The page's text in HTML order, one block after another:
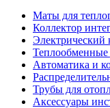
Маты для
Коллектор
Электрический
Теплообменные
Автоматика и
Трубы для
Аксессуары